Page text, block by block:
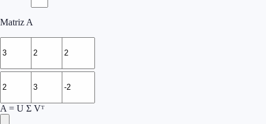
Matriz A
A = U Σ Vᵀ